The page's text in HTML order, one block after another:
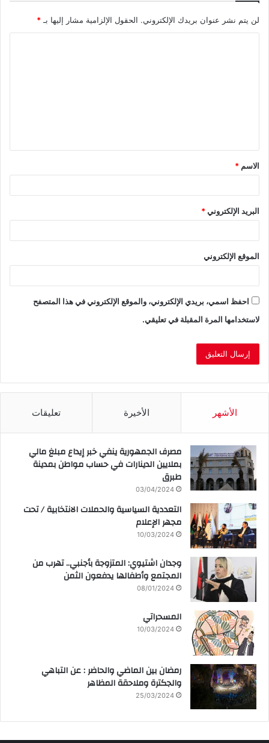
لن يتم نشر عنوان بريدك الإلكتروني. الحقول الإلزامية مشار إليها بـ *
ق
*
الاسم *
البريد الإلكتروني*
الموقع الإلكتروني
احفظ اسمي، بريدي الإلكتروني، والموقع الإلكتروني في هذا المتصفح
لاستخدامها المرة المقبلة في تعليقي.
الأشهر الأخيرة تعليقات
مصرف الجمهورية ينفي خبر إيداع مبلغ مالي
بملايين الدينارات في حساب مواطن بمدينة
طبرق
03/04/2024
التعددية السياسية والحملات الانتخابية / تحت
مجهر الإعلام
10/03/2024
وجدان اشتيوي: المتزوجة بأجنبي.. تهرب من
المجتمع وأطفالها يدفعون الثمن
08/01/2024
المسحراتي
10/03/2024
رمضان بين الماضي والحاضر : عن التباهي
والجكترة وملاحقة المظاهر
25/03/2024